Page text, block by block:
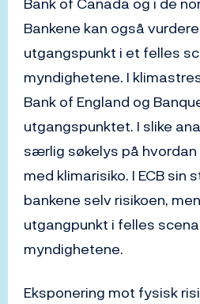
Bankene kan også
utgangspunkt i et felles
myndighetene. I
Bank of England og
utgangspunktet. I slike
særlig søkelys på
med klimarisiko. I ECB
bankene selv risikoen,
utgangpunkt i felles
myndighetene.
Eksponering mot fysisk